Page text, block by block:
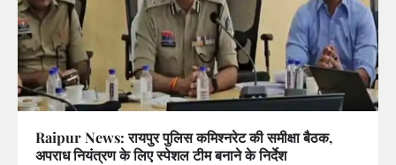
Raipur News: रायपुर पुलिस कमिश्नरेट की समीक्षा बैठक,
अपराध नियंत्रण के लिए स्पेशल टीम बनाने के निर्देश